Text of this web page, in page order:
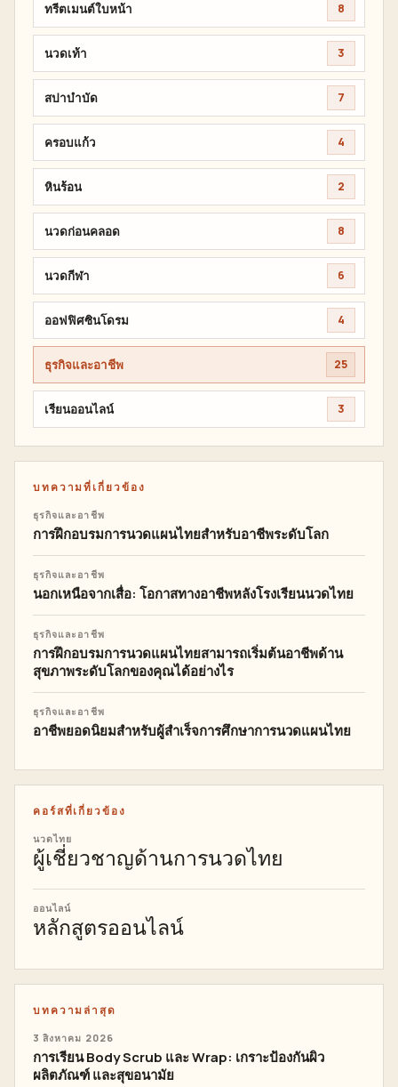
ทรีตเมนต์ใบหน้า 8
นวดเท้า 3
สปาบำบัด 7
ครอบแก้ว 4
หินร้อน 2
นวดก่อนคลอด 8
นวดกีฬา 6
ออฟฟิศซินโดรม 4
ธุรกิจและอาชีพ 25
เรียนออนไลน์ 3
บทความที่เกี่ยวข้อง
ธุรกิจและอาชีพ
การฝึกอบรมการนวดแผนไทยสำหรับอาชีพระดับโลก
ธุรกิจและอาชีพ
นอกเหนือจากเสื่อ: โอกาสทางอาชีพหลังโรงเรียนนวดไทย
ธุรกิจและอาชีพ
การฝึกอบรมการนวดแผนไทยสามารถเริ่มต้นอาชีพด้าน
สุขภาพระดับโลกของคุณได้อย่างไร
ธุรกิจและอาชีพ
อาชีพยอดนิยมสำหรับผู้สำเร็จการศึกษาการนวดแผนไทย
คอร์สที่เกี่ยวข้อง
นวดไทย
ผู้เชี่ยวชาญด้านการนวดไทย
ออนไลน์
หลักสูตรออนไลน์
บทความล่าสุด
3 สิงหาคม 2026
การเรียน Body Scrub และ Wrap: เกราะป้องกันผิว
ผลิตภัณฑ์ และสุขอนามัย